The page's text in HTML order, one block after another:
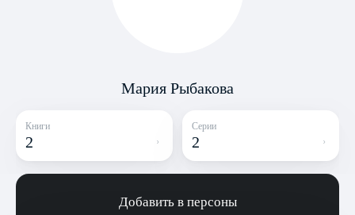
Мария Рыбакова
Книги
2
Серии
2
Добавить в персоны